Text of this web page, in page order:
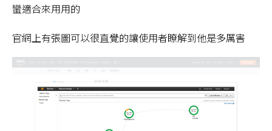
蠻適合來用用的
官網上有張圖可以很直覺的讓使用者瞭解到他是多厲害